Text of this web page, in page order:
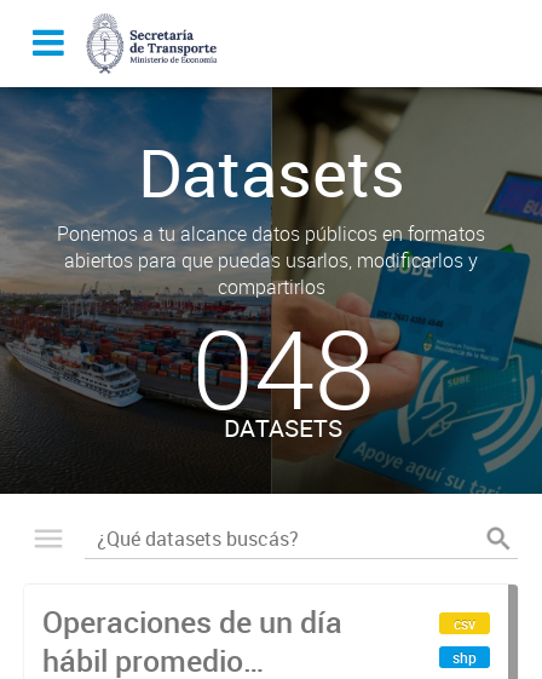
Datasets
Ponemos a tu alcance datos públicos en formatos
abiertos para que puedas usarlos, modificarlos y
compartirlos
048
DATASETS
Operaciones de un día
hábil promedio
csv
shp